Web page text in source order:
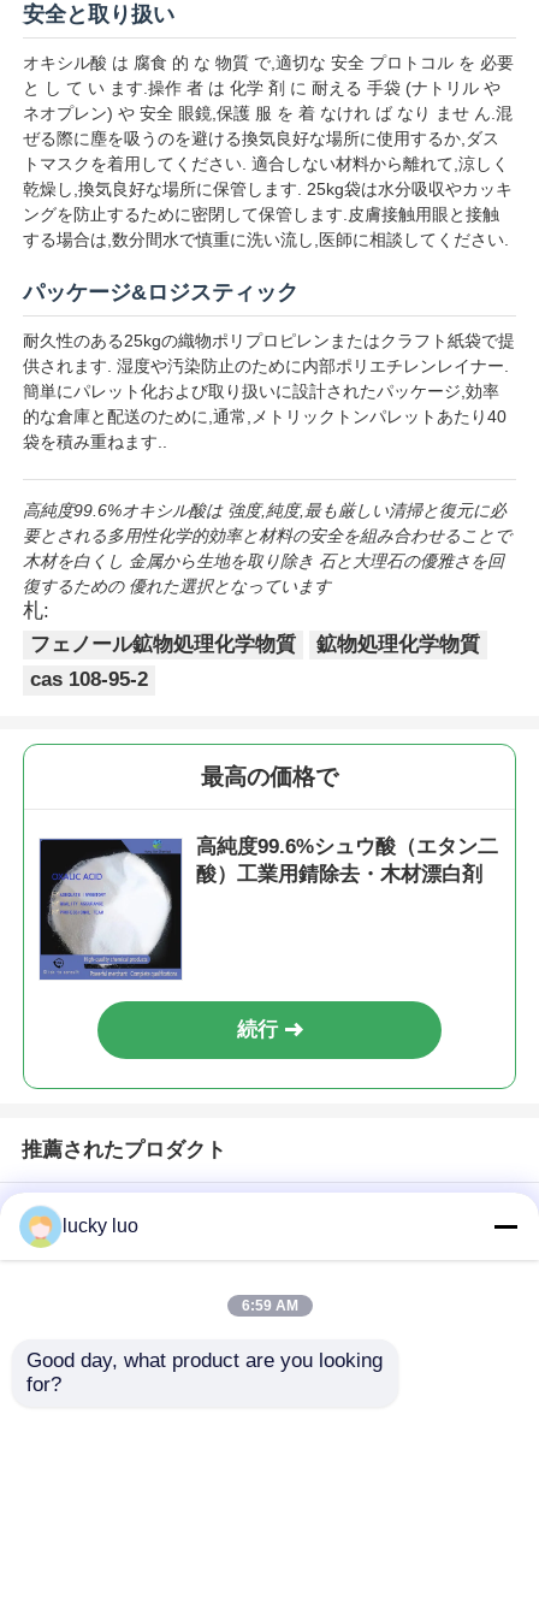
安全と取り扱い
オキシル酸 は 腐食 的 な 物質 で,適切な 安全 プロトコル を 必要
と し て い ます.操作 者 は 化学 剤 に 耐える 手袋 (ナトリル や
ネオプレン) や 安全 眼鏡,保護 服 を 着 なけれ ば なり ませ ん.混
ぜる際に塵を吸うのを避ける換気良好な場所に使用するか,ダス
トマスクを着用してください. 適合しない材料から離れて,涼しく
乾燥し,換気良好な場所に保管します. 25kg袋は水分吸収やカッキ
ングを防止するために密閉して保管します.皮膚接触用眼と接触
する場合は,数分間水で慎重に洗い流し,医師に相談してください.
パッケージ&ロジスティック
耐久性のある25kgの織物ポリプロピレンまたはクラフト紙袋で提
供されます. 湿度や汚染防止のために内部ポリエチレンレイナー.
簡単にパレット化および取り扱いに設計されたパッケージ,効率
的な倉庫と配送のために,通常,メトリックトンパレットあたり40
袋を積み重ねます..
高純度99.6%オキシル酸は 強度,純度,最も厳しい清掃と復元に必
要とされる多用性化学的効率と材料の安全を組み合わせることで
木材を白くし 金属から生地を取り除き 石と大理石の優雅さを回
復するための 優れた選択となっています
札:
フェノール鉱物処理化学物質
鉱物処理化学物質
cas 108-95-2
最高の価格で
高純度99.6%シュウ酸（エタン二
酸）工業用錆除去・木材漂白剤
続行
推薦されたプロダクト
lucky luo
6:59 AM
Good day, what product are you looking
for?